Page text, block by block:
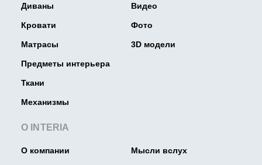
Диваны
Кровати
Матрасы
Предметы интерьера
Ткани
Механизмы
О INTERIA
О компании Мысли вслух
Видео
Фото
3D модели